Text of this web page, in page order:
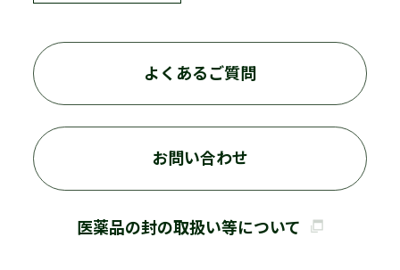
よくあるご質問
お問い合わせ
医薬品の封の取扱い等について